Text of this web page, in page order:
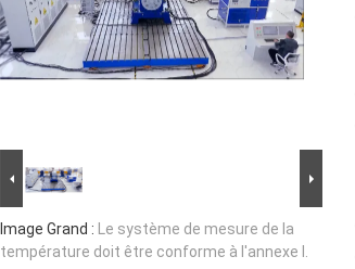
Image Grand : Le système de mesure de la
température doit être conforme à l'annexe I.